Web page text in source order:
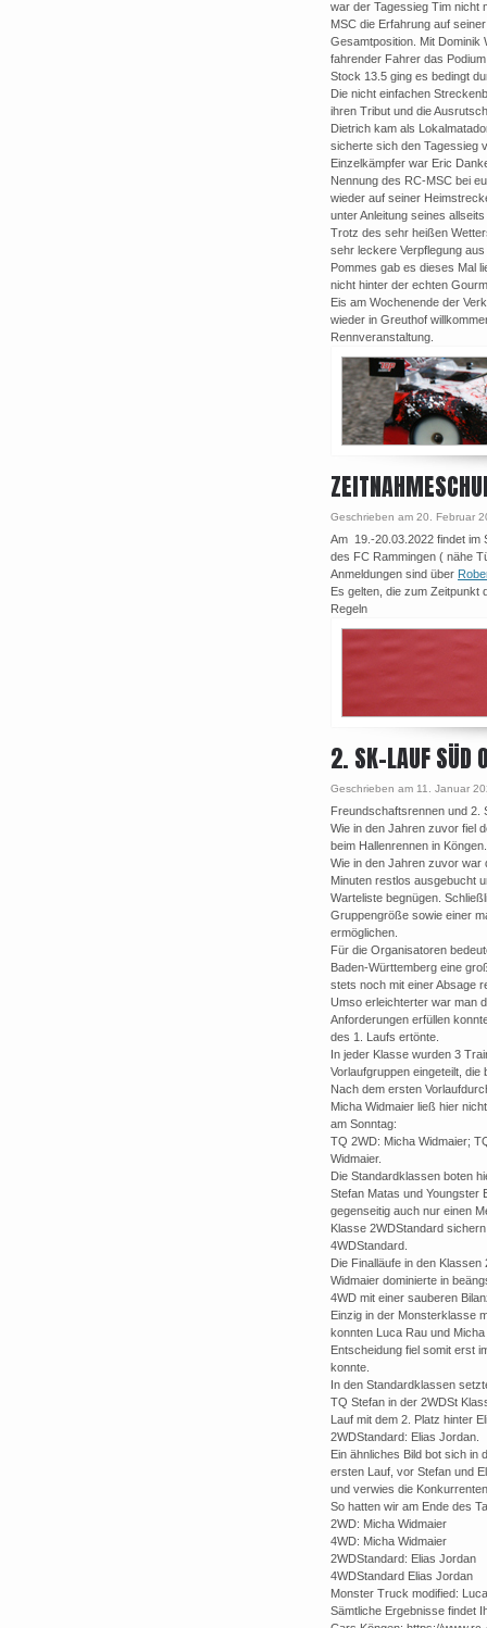
war der Tagessieg Tim nicht
MSC die Erfahrung auf
Gesamtposition. Mit Dominik
fahrender Fahrer das
Stock 13.5 ging es bedingt
Die nicht einfachen
ihren Tribut und die
Dietrich kam als
sicherte sich den Tagessieg
Einzelkämpfer war Eric
Nennung des RC-MSC bei
wieder auf seiner
unter Anleitung seines
Trotz des sehr heißen
sehr leckere Verpflegung
Pommes gab es dieses Mal
nicht hinter der echten
Eis am Wochenende der
wieder in Greuthof
Rennveranstaltung.
Geschrieben am 20. Februar
Am 19.-20.03.2022 findet im
des FC Rammingen ( nähe
Anmeldungen sind über
Es gelten, die zum Zeitpunkt
Regeln
2. SK-LAUF SÜD
Geschrieben am 11. Januar
Freundschaftsrennen und 2.
Wie in den Jahren zuvor fiel
beim Hallenrennen in Köngen.
Wie in den Jahren zuvor war
Minuten restlos ausgebucht
Warteliste begnügen.
Gruppengröße sowie einer
ermöglichen.
Für die Organisatoren
Baden-Württemberg eine
stets noch mit einer Absage
Umso erleichterter war man
Anforderungen erfüllen
des 1. Laufs ertönte.
In jeder Klasse wurden 3
Vorlaufgruppen eingeteilt,
Nach dem ersten
Micha Widmaier ließ hier
am Sonntag:
TQ 2WD: Micha Widmaier;
Widmaier.
Die Standardklassen boten
Stefan Matas und Youngster
gegenseitig auch nur einen
Klasse 2WDStandard
4WDStandard.
Die Finalläufe in den
Widmaier dominierte in
4WD mit einer sauberen
Einzig in der Monsterklasse
konnten Luca Rau und
Entscheidung fiel somit erst
konnte.
In den Standardklassen
TQ Stefan in der 2WDSt
Lauf mit dem 2. Platz hinter
2WDStandard: Elias Jordan.
Ein ähnliches Bild bot sich in
ersten Lauf, vor Stefan und
und verwies die
So hatten wir am Ende des
2WD: Micha Widmaier
4WD: Micha Widmaier
2WDStandard: Elias Jordan
4WDStandard Elias Jordan
Monster Truck modified:
Sämtliche Ergebnisse findet